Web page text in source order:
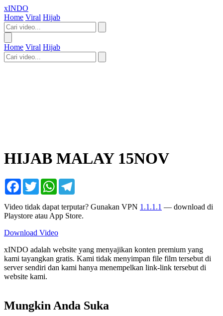
xINDO
Home Viral Hijab
Home Viral Hijab
HIJAB MALAY 15NOV
Facebook
TwitterWhatsApp
Video tidak dapat terputar? Gunakan VPN 1.1.1.1 — download di
Playstore atau App Store.
Download Video
xINDO adalah website yang menyajikan konten premium yang
kami tayangkan gratis. Kami tidak menyimpan file film tersebut di
server sendiri dan kami hanya menempelkan link-link tersebut di
website kami.
Mungkin Anda Suka